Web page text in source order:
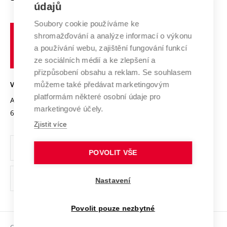
E-přihláška
Systém zajišťování kvality výzkumu
Výzkumné infrastruktury
Transfer znalostí
Open Science
Projekty
Projekty ze strukturálních fondů
Specifický výzkum
Zahraniční spolupráce
Spolupráce se školami
Služby univerzity
Mezinárodní dohody
Univerzitní sítě
Profil univerzity
Udržitelná univerzita
Podnikavá univerzita / ContriBUTe
Bezpečná univerzita
Vyznamenání
Organizační struktura
Ochrana osobních údajů
odkaz)
učení
technické
VYSOKÉ UČENÍ TECHNICKÉ V BRNĚ
Antonínská 548/1
602 00 Brno
www.vut.cz
vut@vutbr.cz
údajů
Soubory cookie používáme ke
shromažďování a analýze informací o výkonu
a používání webu, zajištění fungování funkcí
ze sociálních médií a ke zlepšení a
přizpůsobení obsahu a reklam. Se souhlasem
můžeme také předávat marketingovým
platformám některé osobní údaje pro
marketingové účely.
Zjistit více
POVOLIT VŠE
Nastavení
Povolit pouze nezbytné